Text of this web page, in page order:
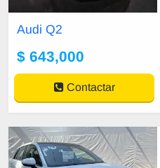
Audi Q2
$ 643,000
Contactar